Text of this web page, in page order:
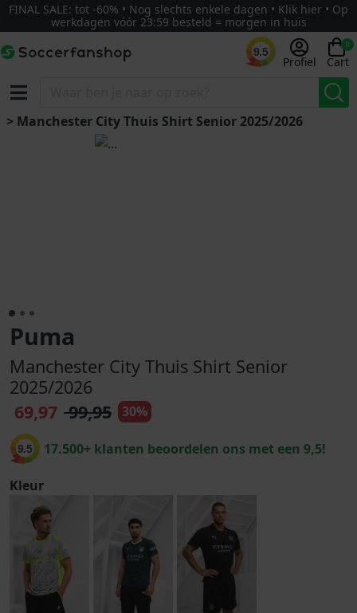
FINAL SALE: tot -60% • Nog slechts enkele dagen • Klik hier • Op
werkdagen vóór 23:59 besteld = morgen in huis
9.5
Profiel
0
Cart
> Manchester City Thuis Shirt Senior 2025/2026
Puma
Manchester City Thuis Shirt Senior
2025/2026
69,97 99,95 30%
9.5 17.500+ klanten beoordelen ons met een 9,5!
Kleur